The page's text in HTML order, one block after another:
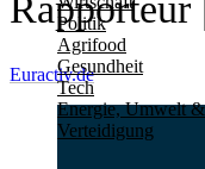
Politik
Agrifood
Gesundheit
Tech
Energie, Umwelt
Verteidigung
Euractiv.de